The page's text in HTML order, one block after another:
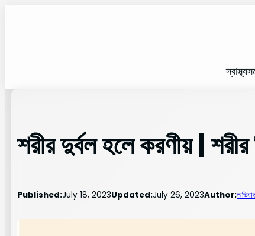
স্বাস্থ্য
শরীর দুর্বল হলে করণীয় |
Published:July 18, 2023Updated:July 26, 2023Author: